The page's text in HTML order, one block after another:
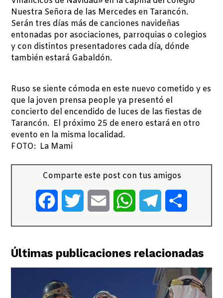
Nuestra Señora de las Mercedes en Tarancón.
Serán tres días más de canciones navideñas
entonadas por asociaciones, parroquias o colegios
y con distintos presentadores cada día, dónde
también estará Gabaldón.
Ruso se siente cómoda en este nuevo cometido y es
que la joven prensa people ya presentó el
concierto del encendido de luces de las fiestas de
Tarancón. El próximo 25 de enero estará en otro
evento en la misma localidad.
FOTO: La Mami
Comparte este post con tus amigos
FacebookTwitter Email WhatsAppTelegram
Últimas publicaciones relacionadas